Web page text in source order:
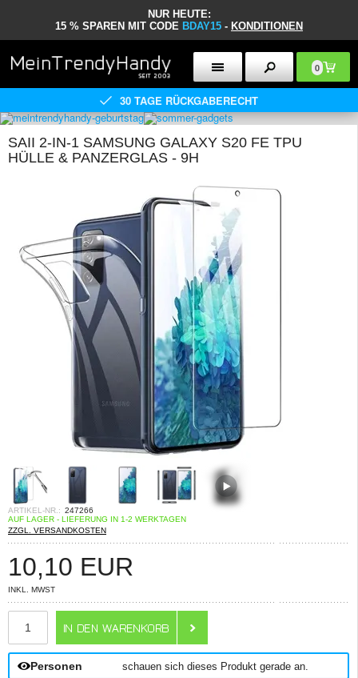
NUR HEUTE:
15 % SPAREN MIT CODE BDAY15 - KONDITIONEN
0
30 TAGE RÜCKGABERECHT
SAII 2-IN-1 SAMSUNG GALAXY S20 FE TPU
HÜLLE & PANZERGLAS - 9H
ARTIKEL-NR.: 247266
AUF LAGER - LIEFERUNG IN 1-2 WERKTAGEN
ZZGL. VERSANDKOSTEN
10,10 EUR
INKL. MWST
Personen schauen sich dieses Produkt gerade an.